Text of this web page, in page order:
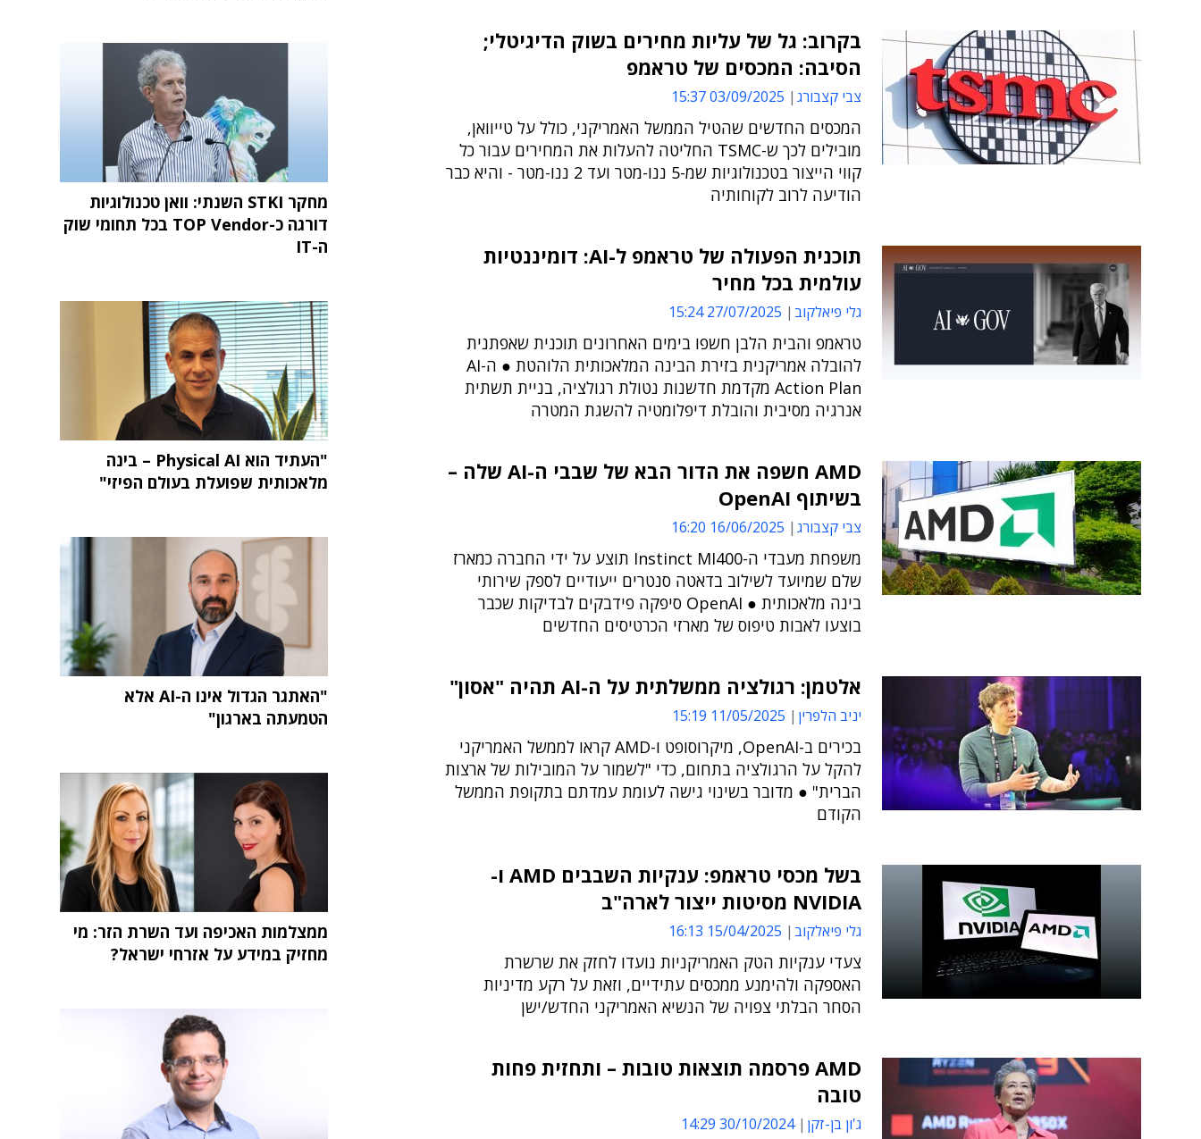
בקרוב: גל של עליות מחירים בשוק הדיגיטלי;
הסיבה: המכסים של טראמפ
צבי קצבורג 03/09/2025 15:37
המכסים החדשים שהטיל הממשל האמריקני, כולל על טייוואן,
מובילים לכך ש-TSMC החליטה להעלות את המחירים עבור כל
קווי הייצור בטכנולוגיות שמ-5 ננו-מטר ועד 2 ננו-מטר - והיא כבר
הודיעה לרוב לקוחותיה
תוכנית הפעולה של טראמפ ל-AI: דומיננטיות
עולמית בכל מחיר
גלי פיאלקוב 27/07/2025 15:24
טראמפ והבית הלבן חשפו בימים האחרונים תוכנית שאפתנית
להובלה אמריקנית בזירת הבינה המלאכותית הלוהטת ● ה-AI
Action Plan מקדמת חדשנות נטולת רגולציה, בניית תשתית
אנרגיה מסיבית והובלת דיפלומטיה להשגת המטרה
AMD חשפה את הדור הבא של שבבי ה-AI שלה –
בשיתוף OpenAI
צבי קצבורג 16/06/2025 16:20
משפחת מעבדי ה-Instinct MI400 תוצע על ידי החברה כמארז
שלם שמיועד לשילוב בדאטה סנטרים ייעודיים לספק שירותי
בינה מלאכותית ● OpenAI סיפקה פידבקים לבדיקות שכבר
בוצעו לאבות טיפוס של מארזי הכרטיסים החדשים
אלטמן: רגולציה ממשלתית על ה-AI תהיה "אסון"
יניב הלפרין 11/05/2025 15:19
בכירים ב-OpenAI, מיקרוסופט ו-AMD קראו לממשל האמריקני
להקל על הרגולציה בתחום, כדי "לשמור על המובילות של ארצות
הברית" ● מדובר בשינוי גישה לעומת עמדתם בתקופת הממשל
הקודם
בשל מכסי טראמפ: ענקיות השבבים AMD ו-
NVIDIA מסיטות ייצור לארה"ב
גלי פיאלקוב 15/04/2025 16:13
צעדי ענקיות הטק האמריקניות נועדו לחזק את שרשרת
האספקה ולהימנע ממכסים עתידיים, וזאת על רקע מדיניות
הסחר הבלתי צפויה של הנשיא האמריקני החדש/ישן
AMD פרסמה תוצאות טובות – ותחזית פחות
טובה
ג'ון בן-זקן 30/10/2024 14:29
מחקר STKI השנתי: וואן טכנולוגיות
דורגה כ-TOP Vendor בכל תחומי שוק
ה-IT
"העתיד הוא Physical AI – בינה
מלאכותית שפועלת בעולם הפיזי"
"האתגר הגדול אינו ה-AI אלא
הטמעתה בארגון"
ממצלמות האכיפה ועד השרת הזר: מי
מחזיק במידע על אזרחי ישראל?